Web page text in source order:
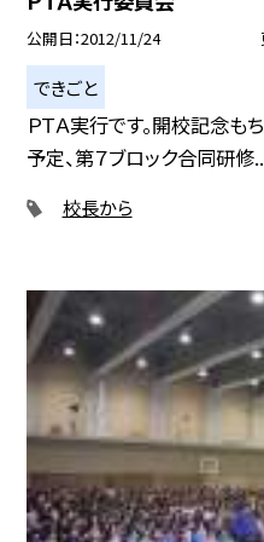
公開日 2012/11/24
できごと
ＰＴＡ実行です。開校記念
予定、第７ブロック合同研修
校長から